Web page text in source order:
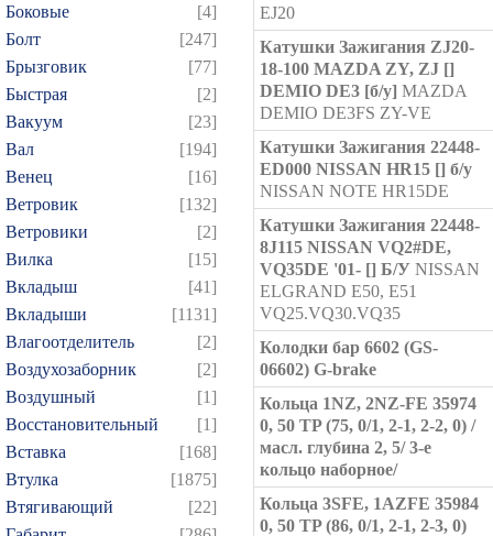
Боковые
[4]
Болт
[247]
Брызговик
[77]
Быстрая
[2]
Вакуум
[23]
Вал
[194]
Венец
[16]
Ветровик
[132]
Ветровики
[2]
Вилка
[15]
Вкладыш
[41]
Вкладыши
[1131]
Влагоотделитель
[2]
Воздухозаборник
[2]
Воздушный
[1]
Восстановительный
[1]
Вставка
[168]
Втулка
[1875]
Втягивающий
[22]
EJ20
Катушки Зажигания ZJ20-
18-100 MAZDA ZY, ZJ []
DEMIO DE3 [б/у] MAZDA
DEMIO DE3FS ZY-VE
Катушки Зажигания 22448-
ED000 NISSAN HR15 [] б/у
NISSAN NOTE HR15DE
Катушки Зажигания 22448-
8J115 NISSAN VQ2#DE,
VQ35DE '01- [] Б/У NISSAN
ELGRAND E50, E51
VQ25.VQ30.VQ35
Колодки бар 6602 (GS-
06602) G-brake
Кольца 1NZ, 2NZ-FE 35974
0, 50 TP (75, 0/1, 2-1, 2-2, 0) /
масл. глубина 2, 5/ 3-е
кольцо наборное/
Кольца 3SFE, 1AZFE 35984
0, 50 TP (86, 0/1, 2-1, 2-3, 0)